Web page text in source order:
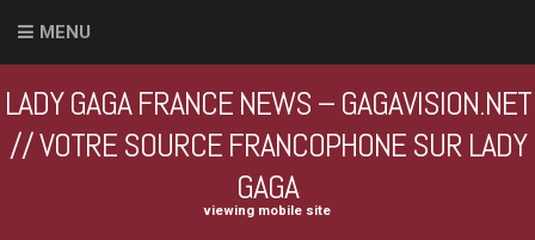
MENU
LADY GAGA FRANCE NEWS – GAGAVISION.NET
// VOTRE SOURCE FRANCOPHONE SUR LADY
GAGA
viewing mobile site